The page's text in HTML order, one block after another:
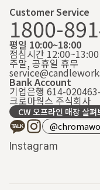
Customer Service
1800-
평일 10:00~18:00
점심시간 12:00~13:00
주말, 공휴일 휴무
Bank Account
기업은행 614-
크로마웍스 주식회사
CW 오프라인 매장 살펴
Instagram